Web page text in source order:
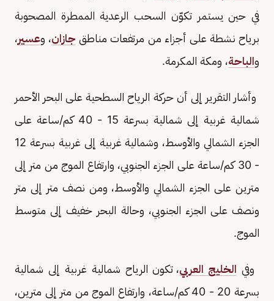
في حين يستمر تكوّن السحب الرعدية الممطرة المصحوبة
برياح نشطة على أجزاء من مرتفعات مناطق جازان، وعسير،
والباحة، ومكة المكرمة.
وأشار التقرير إلى أن حركة الرياح السطحية على البحر الأحمر
شمالية غربية إلى شمالية بسرعة 15 - 40 كم/ساعة على
الجزء الشمالي والأوسط، وشمالية غربية إلى غربية بسرعة 12
- 30 كم/ساعة على الجزء الجنوبي، وارتفاع الموج من متر إلى
مترين على الجزء الشمالي والأوسط، ومن نصف متر إلى متر
ونصف على الجزء الجنوبي، وحالة البحر خفيف إلى متوسط
الموج.
وفي الخليج العربي، تكون الرياح شمالية غربية إلى شمالية
بسرعة 20 - 40 كم/ساعة، وارتفاع الموج من متر إلى مترين،